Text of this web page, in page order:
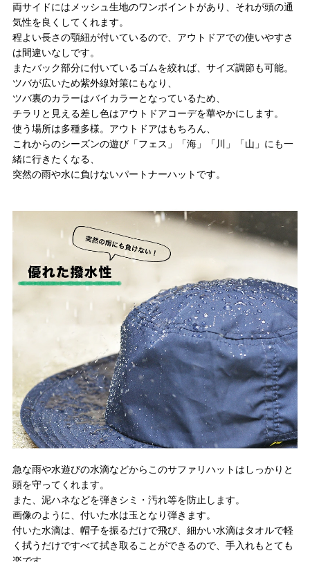
両サイドにはメッシュ生地のワンポイントがあり、それが頭の通
気性を良くしてくれます。
程よい長さの顎紐が付いているので、アウトドアでの使いやすさ
は間違いなしです。
またバック部分に付いているゴムを絞れば、サイズ調節も可能。
ツバが広いため紫外線対策にもなり、
ツバ裏のカラーはバイカラーとなっているため、
チラリと見える差し色はアウトドアコーデを華やかにします。
使う場所は多種多様。アウトドアはもちろん、
これからのシーズンの遊び「フェス」「海」「川」「山」にも一
緒に行きたくなる、
突然の雨や水に負けないパートナーハットです。
急な雨や水遊びの水滴などからこのサファリハットはしっかりと
頭を守ってくれます。
また、泥ハネなどを弾きシミ・汚れ等を防止します。
画像のように、付いた水は玉となり弾きます。
付いた水滴は、帽子を振るだけで飛び、細かい水滴はタオルで軽
く拭うだけですべて拭き取ることができるので、手入れもとても